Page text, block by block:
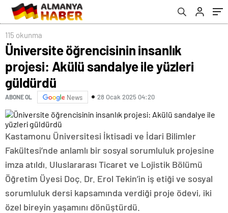
115 okunma
Üniversite öğrencisinin insanlık
projesi: Akülü sandalye ile yüzleri
güldürdü
ABONE OL News 28 Ocak 2025 04:20
Kastamonu Üniversitesi İktisadi ve İdari Bilimler
Fakültesi’nde anlamlı bir sosyal sorumluluk projesine
imza atıldı. Uluslararası Ticaret ve Lojistik Bölümü
Öğretim Üyesi Doç. Dr. Erol Tekin’in iş etiği ve sosyal
sorumluluk dersi kapsamında verdiği proje ödevi, iki
özel bireyin yaşamını dönüştürdü.